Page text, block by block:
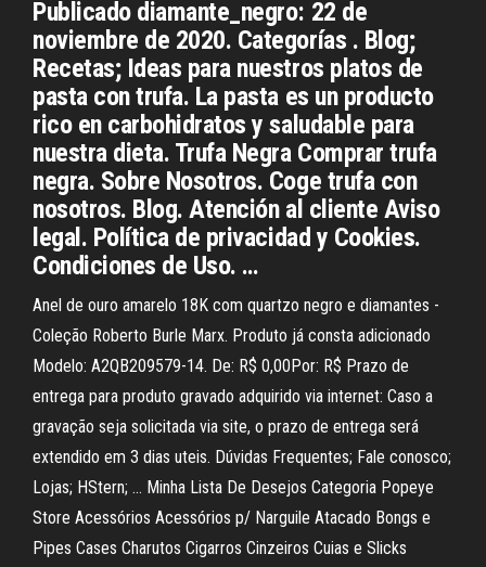
Publicado diamante_negro: 22 de
noviembre de 2020. Categorías . Blog;
Recetas; Ideas para nuestros platos de
pasta con trufa. La pasta es un producto
rico en carbohidratos y saludable para
nuestra dieta. Trufa Negra Comprar trufa
negra. Sobre Nosotros. Coge trufa con
nosotros. Blog. Atención al cliente Aviso
legal. Política de privacidad y Cookies.
Condiciones de Uso. …
Anel de ouro amarelo 18K com quartzo negro e diamantes -
Coleção Roberto Burle Marx. Produto já consta adicionado
Modelo: A2QB209579-14. De: R$ 0,00Por: R$ Prazo de
entrega para produto gravado adquirido via internet: Caso a
gravação seja solicitada via site, o prazo de entrega será
extendido em 3 dias uteis. Dúvidas Frequentes; Fale conosco;
Lojas; HStern; … Minha Lista De Desejos Categoria Popeye
Store Acessórios Acessórios p/ Narguile Atacado Bongs e
Pipes Cases Charutos Cigarros Cinzeiros Cuias e Slicks